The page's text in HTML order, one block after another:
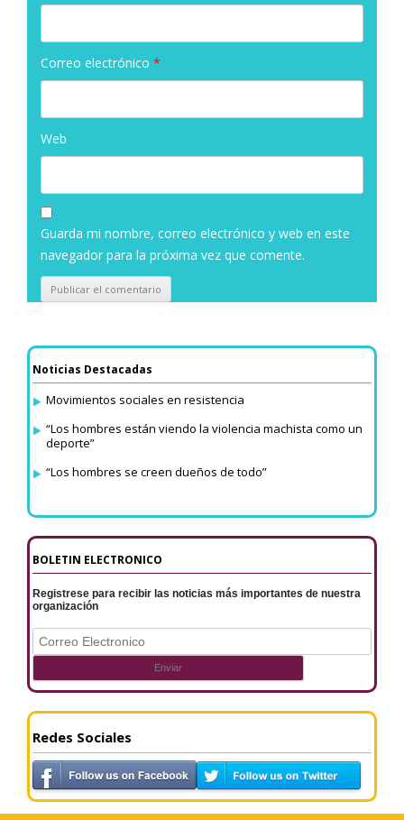
Correo electrónico *
Web
Guarda mi nombre, correo electrónico y web en este
navegador para la próxima vez que comente.
Noticias Destacadas
Movimientos sociales en resistencia
“Los hombres están viendo la violencia machista como un
deporte”
“Los hombres se creen dueños de todo”
BOLETIN ELECTRONICO
Registrese para recibir las noticias más importantes de nuestra
organización
Redes Sociales